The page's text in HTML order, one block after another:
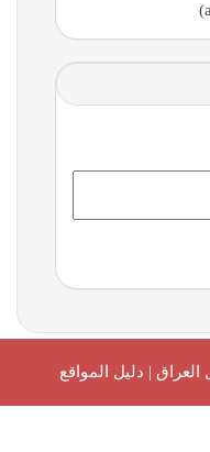
العراق | دليل المواقع